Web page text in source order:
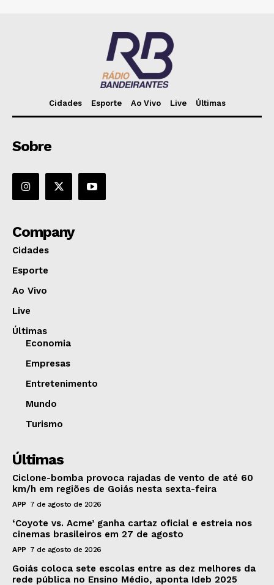
Cidades Esporte Ao Vivo Live Últimas
Sobre
Company
Cidades
Esporte
Ao Vivo
Live
Últimas
Economia
Empresas
Entretenimento
Mundo
Turismo
Últimas
Ciclone-bomba provoca rajadas de vento de até 60
km/h em regiões de Goiás nesta sexta-feira
APP 7 de agosto de 2026
‘Coyote vs. Acme’ ganha cartaz oficial e estreia nos
cinemas brasileiros em 27 de agosto
APP 7 de agosto de 2026
Goiás coloca sete escolas entre as dez melhores da
rede pública no Ensino Médio, aponta Ideb 2025